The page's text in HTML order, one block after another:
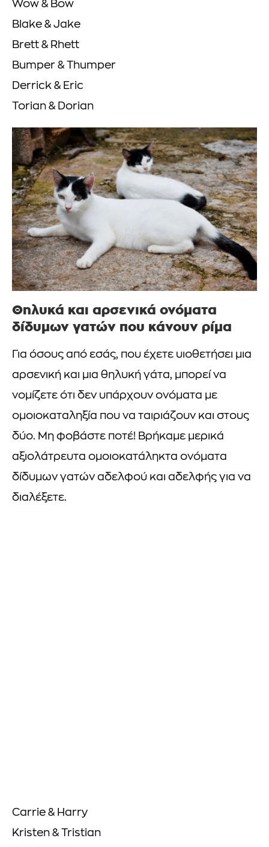
Wow & Bow
Blake & Jake
Brett & Rhett
Bumper & Thumper
Derrick & Eric
Torian & Dorian
Θηλυκά και αρσενικά ονόματα
δίδυμων γατών που κάνουν ρίμα
Για όσους από εσάς, που έχετε υιοθετήσει μια
αρσενική και μια θηλυκή γάτα, μπορεί να
νομίζετε ότι δεν υπάρχουν ονόματα με
ομοιοκαταληξία που να ταιριάζουν και στους
δύο. Μη φοβάστε ποτέ! Βρήκαμε μερικά
αξιολάτρευτα ομοιοκατάληκτα ονόματα
δίδυμων γατών αδελφού και αδελφής για να
διαλέξετε.
Carrie & Harry
Kristen & Tristian